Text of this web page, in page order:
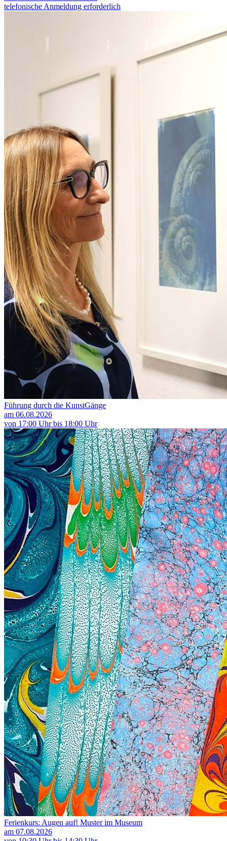
telefonische Anmeldung erforderlich
Führung durch die KunstGänge
am 06.08.2026
von 17:00 Uhr bis 18:00 Uhr
Ferienkurs: Augen auf! Muster im Museum
am 07.08.2026